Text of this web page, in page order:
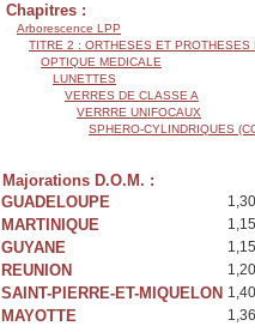
Chapitres :
Arborescence LPP
TITRE 2 : ORTHESES ET PROTHESES
OPTIQUE MEDICALE
LUNETTES
VERRES DE CLASSE A
VERRRE UNIFOCAUX
SPHERO-CYLINDRIQUES
Majorations D.O.M. :
GUADELOUPE
MARTINIQUE
GUYANE
REUNION
SAINT-PIERRE-ET-MIQUELON
MAYOTTE